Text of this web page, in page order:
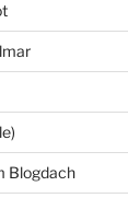
Blogdach